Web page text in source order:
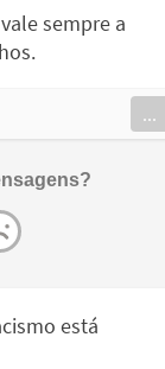
sempre a
...
está